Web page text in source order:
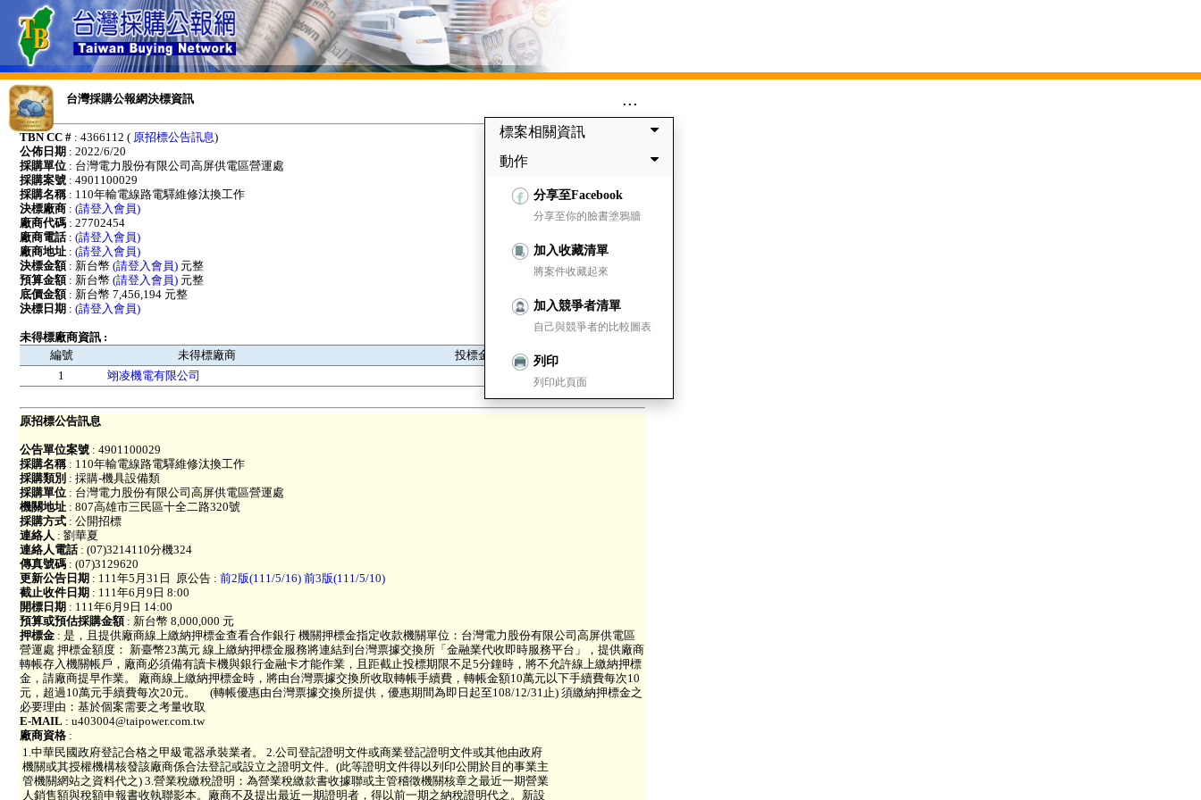
台灣採購公報網決標資訊 ...
標案相關資訊
動作
分享至Facebook
分享至你的臉書塗鴉牆
加入收藏清單
將案件收藏起來
加入競爭者清單
自己與競爭者的比較圖表
列印
列印此頁面
TBN CC # : 4366112 ( 原招標公告訊息)
公佈日期 : 2022/6/20
採購單位 : 台灣電力股份有限公司高屏供電區營運處
採購案號 : 4901100029
採購名稱: 110年輸電線路電驛維修汰換工作
決標廠商 : (請登入會員)
廠商代碼 : 27702454
廠商電話: (請登入會員)
廠商地址 : (請登入會員)
決標金額: 新台幣 (請登入會員) 元整
預算金額: 新台幣 (請登入會員) 元整
底價金額: 新台幣 7,456,194 元整
決標日期 : (請登入會員)
未得標廠商資訊 :
編號
未得標廠商
投標金額
1
翊凌機電有限公司
原招標公告訊息
公告單位案號 : 4901100029
採購名稱: 110年輸電線路電驛維修汰換工作
採購類別 : 採購-機具設備類
採購單位 : 台灣電力股份有限公司高屏供電區營運處
機關地址 : 807高雄市三民區十全二路320號
採購方式 : 公開招標
連絡人 : 劉華夏
連絡人電話: (07)3214110分機324
傳真號碼 : (07)3129620
更新公告日期 : 111年5月31日 原公告 : 前2版(111/5/16) 前3版(111/5/10)
截止收件日期 : 111年6月9日 8:00
開標日期 : 111年6月9日 14:00
預算或預估採購金額: 新台幣 8,000,000 元
押標金 : 是，且提供廠商線上繳納押標金查看合作銀行 機關押標金指定收款機關單位：台灣電力股份有限公司高屏供電區
營運處 押標金額度： 新臺幣23萬元 線上繳納押標金服務將連結到台灣票據交換所「金融業代收即時服務平台」，提供廠商
轉帳存入機關帳戶，廠商必須備有讀卡機與銀行金融卡才能作業，且距截止投標期限不足5分鐘時，將不允許線上繳納押標
金，請廠商提早作業。 廠商線上繳納押標金時，將由台灣票據交換所收取轉帳手續費，轉帳金額10萬元以下手續費每次10
元，超過10萬元手續費每次20元。 (轉帳優惠由台灣票據交換所提供，優惠期間為即日起至108/12/31止) 須繳納押標金之
必要理由：基於個案需要之考量收取
E-MAIL : u403004@taipower.com.tw
廠商資格 :
1.中華民國政府登記合格之甲級電器承裝業者。 2.公司登記證明文件或商業登記證明文件或其他由政府
機關或其授權機構核發該廠商係合法登記或設立之證明文件。(此等證明文件得以列印公開於目的事業主
管機關網站之資料代之) 3.營業稅繳稅證明：為營業稅繳款書收據聯或主管稽徵機關核章之最近一期營業
人銷售額與稅額申報書收執聯影本。廠商不及提出最近一期證明者，得以前一期之納稅證明代之。新設